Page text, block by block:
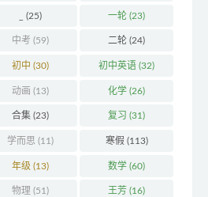
(25) 一轮 (23)
中考 (59) 二轮 (24)
初中 (30) 初中英语 (32)
动画 (13) 化学 (26)
合集(23) 复习 (31)
学而思 (11) 寒假 (113)
年级 (13) 数学 (60)
物理 (51) 王芳 (16)